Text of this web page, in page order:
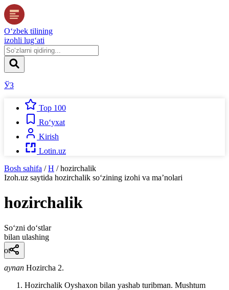
O‘zbek tilining
izohli lug‘ati
ЎЗ
Top 100
Ro‘yxat
Kirish
Lotin.uz
Bosh sahifa / H / hozirchalik
Izoh.uz saytida hozirchalik so‘zining izohi va ma’nolari
hozirchalik
So‘zni do‘stlar
bilan ulashing
ot
aynan Hozircha 2.
Hozirchalik Oyshaxon bilan yashab turibman. Mushtum